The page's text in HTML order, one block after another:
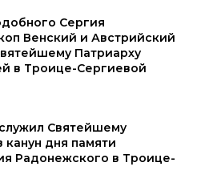
Сергия
Венский и Австрийский
Патриарху
в Троице-Сергиевой
Святейшему
канун дня памяти
Радонежского в Троице-